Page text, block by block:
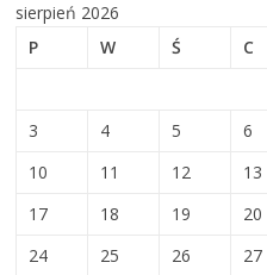
sierpień 2026
P
W Ś C
3
4 5 6
10
11 12 13
17
18 19 20
24
25 26 27